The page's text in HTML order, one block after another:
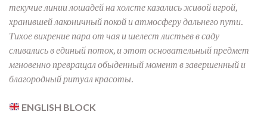
текучие линии лошадей на холсте казались живой игрой,
хранившей лаконичный покой и атмосферу дальнего пути.
Тихое вихрение пара от чая и шелест листьев в саду
сливались в единый поток, и этот основательный предмет
мгновенно превращал обыденный момент в завершенный и
благородный ритуал красоты.
ENGLISH BLOCK